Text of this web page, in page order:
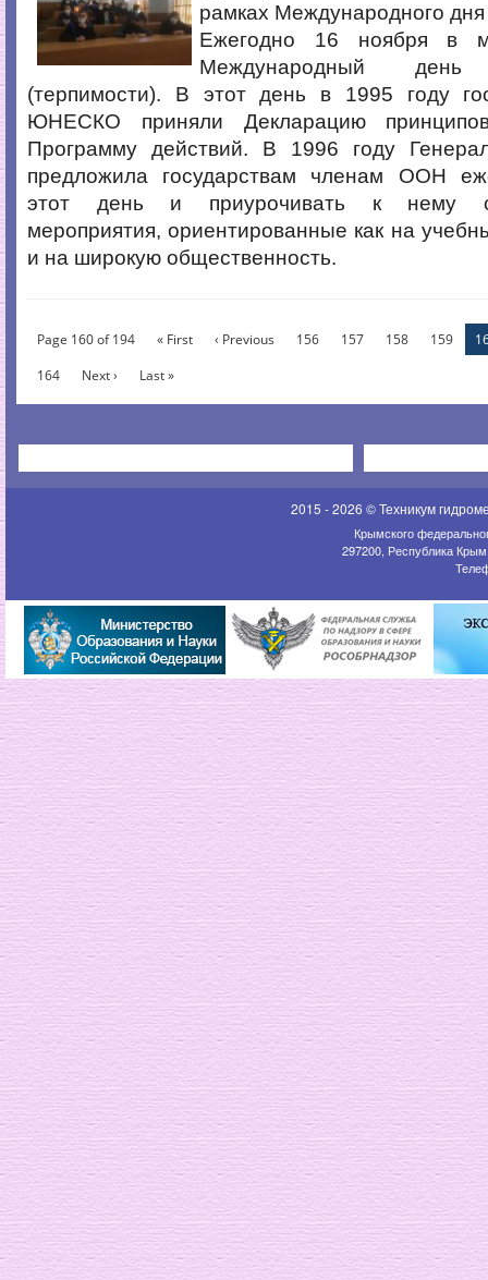
рамках Международного
Ежегодно 16 ноября в
Международный день
(терпимости). В этот день в 1995 году
ЮНЕСКО приняли Декларацию
Программу действий. В 1996 году
предложила государствам членам ООН
этот день и приурочивать к нему
мероприятия, ориентированные как на
и на широкую общественность.
Page 160 of 194 « First ‹ Previous 156 157 158 159
164
Next › Last »
2015 - 2026 © Техникум
Крымского
297200, Республика